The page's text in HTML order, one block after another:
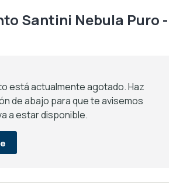
Santini Nebula Puro -
está actualmente agotado. Haz
de abajo para que te avisemos
a estar disponible.